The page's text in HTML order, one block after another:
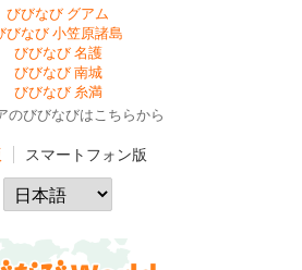
びびなび グアム
びなび 小笠原諸島
びびなび 名護
びびなび 南城
びびなび 糸満
のびびなびはこちらから
スマートフォン版